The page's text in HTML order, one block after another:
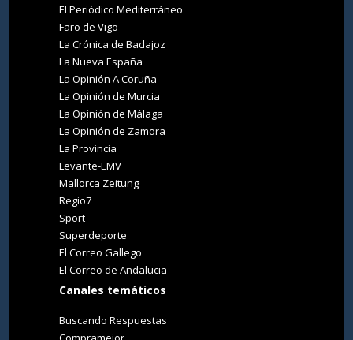
El Periódico Mediterráneo
Faro de Vigo
La Crónica de Badajoz
La Nueva España
La Opinión A Coruña
La Opinión de Murcia
La Opinión de Málaga
La Opinión de Zamora
La Provincia
Levante-EMV
Mallorca Zeitung
Regio7
Sport
Superdeporte
El Correo Gallego
El Correo de Andalucia
Canales temáticos
Buscando Respuestas